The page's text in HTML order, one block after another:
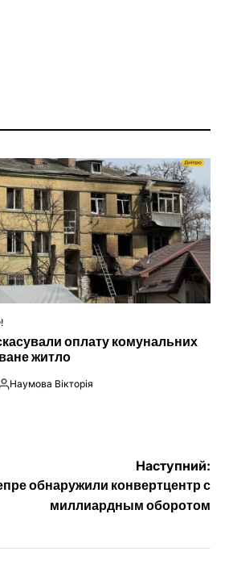
оплату комунальних
житло
Наумова Вікторія
Наступний:
обнаружили конвертцентр с
миллиардным оборотом